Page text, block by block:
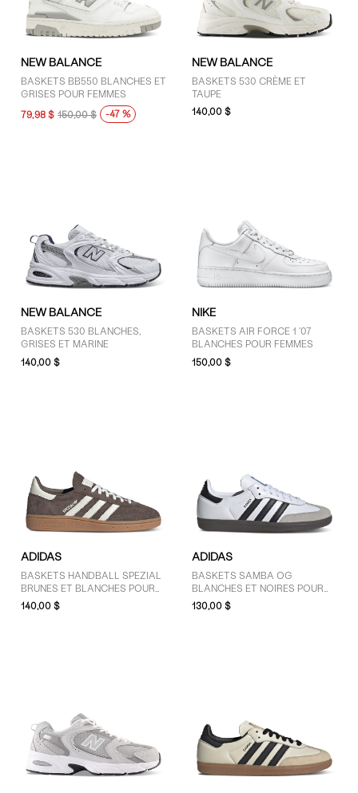
GENRE
Femmes (13)
Hommes (7)
Unisexe (18)
ASICS (2)
Converse (9)
New Balance (11)
Reebok (4)
Vans (2)
76 $ - 100 $ (11)
Plus de 125 $ (21)
TAILLE
3 (3)
6 (25)
6.5 (23)
7 (31)
NEW BALANCE
BASKETS BB550 BLANCHES ET
GRISES POUR FEMMES
79,98 $ 150,00 $ -47 %
NEW BALANCE
BASKETS 530 CRÈME ET
TAUPE
140,00 $
NEW BALANCE
BASKETS 530 BLANCHES,
GRISES ET MARINE
140,00 $
NIKE
BASKETS AIR FORCE 1 '07
BLANCHES POUR FEMMES
150,00 $
ADIDAS
BASKETS HANDBALL SPEZIAL
BRUNES ET BLANCHES POUR
FEMMES
140,00 $
ADIDAS
BASKETS SAMBA OG
BLANCHES ET NOIRES POUR
FEMMES
130,00 $